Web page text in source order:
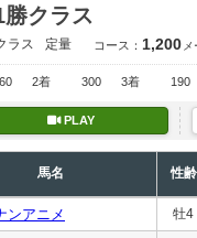
クラス
ラス 定量 コース： 1,200
2着 300 3着 190
PLAY
馬名 性齢
ンアニメ 牡4